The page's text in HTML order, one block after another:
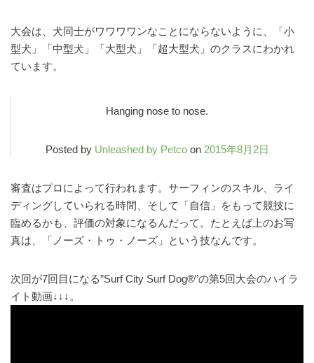
大会は、犬同士がワワワワンなことにならないように、「小
型犬」「中型犬」「大型犬」「超大型犬」のクラスにわかれ
ています。
Hanging nose to nose.
Posted by Unleashed by Petcoon 2015年8月2日
審査はプロによって行われます。サーフィンのスキル、ライ
ディングしていられる時間、そして「自信」をもって競技に
臨めるかも、評価の対象になるんだって。たとえば上のお写
真は、「ノーズ・トゥ・ノーズ」という技なんです。
次回が7回目になる”Surf City Surf Dog®”の第5回大会のハイラ
イト動画↓↓↓。